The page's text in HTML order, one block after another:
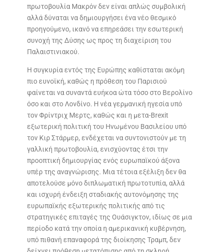
πρωτοβουλία Μακρόν δεν είναι απλώς συμβολική
αλλά δύναται να δημιουργήσει ένα νέο θεσμικό
προηγούμενο, ικανό να επηρεάσει την εσωτερική
συνοχή της Δύσης ως προς τη διαχείριση του
Παλαιστινιακού.
Η συγκυρία εντός της Ευρώπης καθίσταται ακόμη
πιο ευνοϊκή, καθώς η πρόθεση του Παρισιού
φαίνεται να συναντά ευήκοα ώτα τόσο στο Βερολίνο
όσο και στο Λονδίνο. Η νέα γερμανική ηγεσία υπό
τον Φρίντριχ Μερτς, καθώς και η μετα-Brexit
εξωτερική πολιτική του Ηνωμένου Βασιλείου υπό
τον Κιρ Στάρμερ, ενδέχεται να συντονιστούν με τη
γαλλική πρωτοβουλία, ενισχύοντας έτσι την
προοπτική δημιουργίας ενός ευρωπαϊκού άξονα
υπέρ της αναγνώρισης. Μια τέτοια εξέλιξη δεν θα
αποτελούσε μόνο διπλωματική πρωτοτυπία, αλλά
και ισχυρή ένδειξη σταδιακής αυτονόμησης της
ευρωπαϊκής εξωτερικής πολιτικής από τις
στρατηγικές επιταγές της Ουάσιγκτον, ιδίως σε μια
περίοδο κατά την οποία η αμερικανική κυβέρνηση,
υπό πιθανή επαναφορά της διοίκησης Τραμπ, δεν